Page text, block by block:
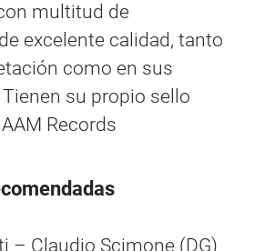
multitud de
excelente calidad, tanto
como en sus
su propio sello
Records
– Claudio Scimone (DG)